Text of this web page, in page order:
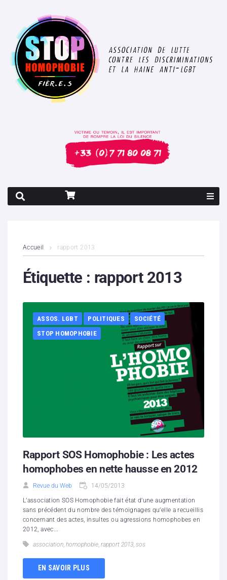
Contenus litigieux
Boutique
Accueil rapport 2013
Étiquette : rapport 2013
ASSOS. LGBT POLITIQUES
SOCIÉTÉ
STOP HOMOPHOBIE
Rapport SOS Homophobie : Les actes
homophobes en nette hausse en 2012
Revue du Web 14/05/2013
L’association SOS Homophobie fait état d’une augmentation
sans précédent du nombre des témoignages qu’elle a recueillis
concernant des actes, insultes ou agressions homophobes en
2012, avec...
association, homophobie, rapport 2013, sos
EN SAVOIR PLUS